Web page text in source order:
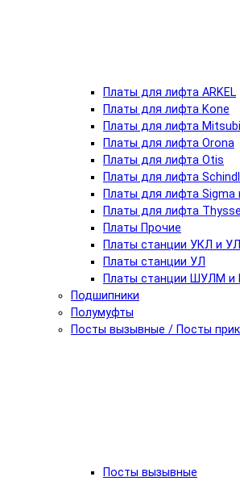
Платы для лифта ARKEL
Платы для лифта Kone
Платы для лифта
Платы для лифта Orona
Платы для лифта Otis
Платы для лифта
Платы для лифта Sigma
Платы для лифта
Платы Прочие
Платы станции УКЛ и
Платы станции УЛ
Платы станции ШУЛМ
Подшипники
Полумуфты
Посты вызывные / Посты
Посты вызывные